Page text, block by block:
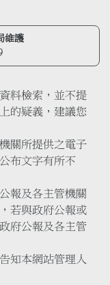
維護
料檢索，並不提
的疑義，建議您
關所提供之電子
布文字有所不
報及各主管機關
若與政府公報或
府公報及各主管
知本網站管理人